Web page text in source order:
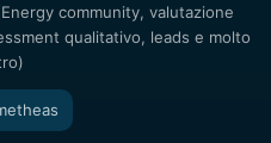
community, valutazione
qualitativo, leads e molto